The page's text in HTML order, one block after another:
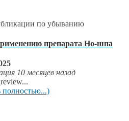
по убыванию
препарата Но-шпа
10 месяцев назад
полностью...)